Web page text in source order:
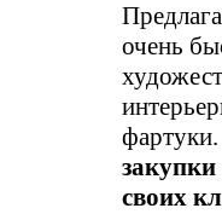
очень
фартуки.
своих